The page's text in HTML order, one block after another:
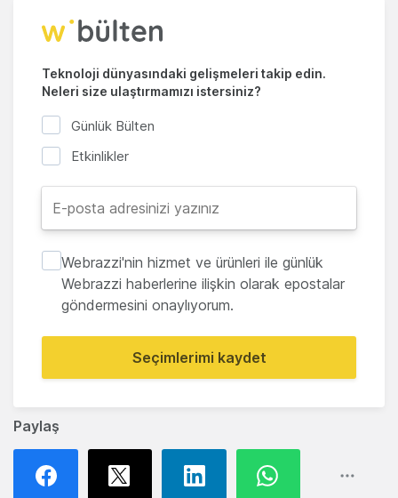
Paylaş
Teknoloji dünyasındaki gelişmeleri takip edin.
Neleri size ulaştırmamızı istersiniz?
Günlük Bülten
Etkinlikler
Webrazzi'nin hizmet ve ürünleri ile günlük
Webrazzi haberlerine ilişkin olarak epostalar
göndermesini onaylıyorum.
Seçimlerimi kaydet